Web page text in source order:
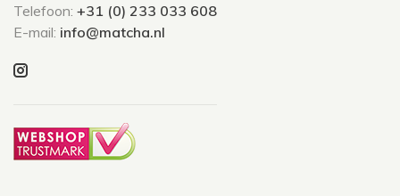
Telefoon: +31 (0) 233 033 608
E-mail: info@matcha.nl